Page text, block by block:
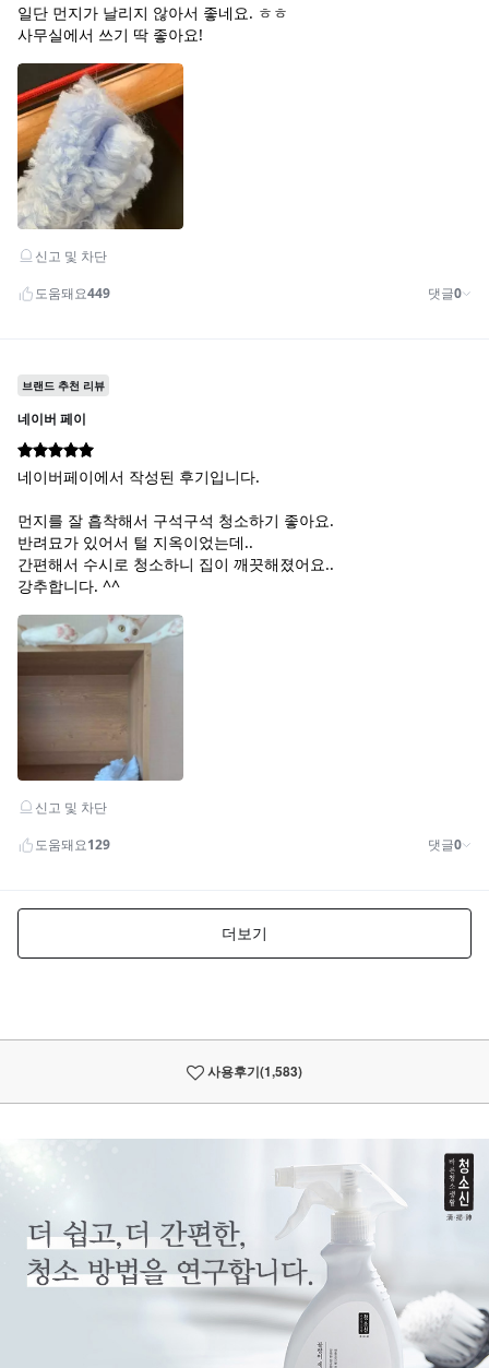
사용후기(1,583)